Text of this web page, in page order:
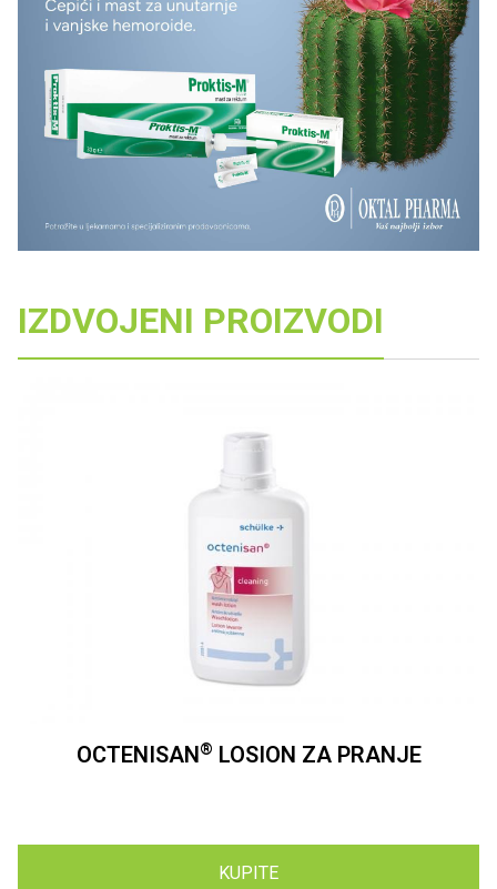
IZDVOJENI PROIZVODI
OCTENISAN® LOSION ZA PRANJE
KUPITE